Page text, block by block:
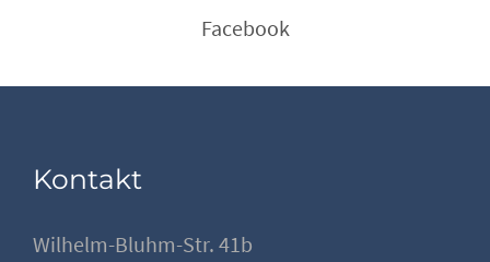
Facebook
Kontakt
Wilhelm-Bluhm-Str. 41b